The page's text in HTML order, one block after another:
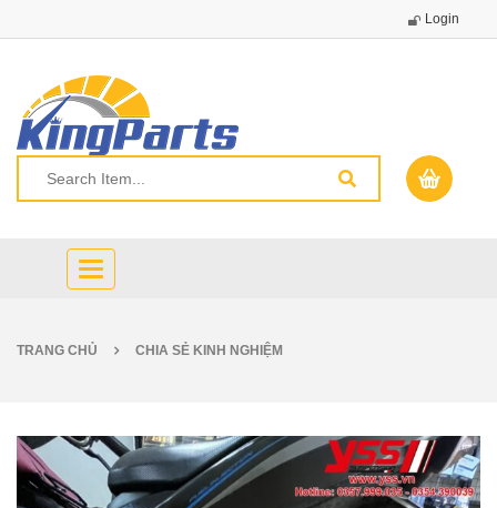
Login
Toggle
navigation
TRANG CHỦ CHIA SẺ KINH NGHIỆM